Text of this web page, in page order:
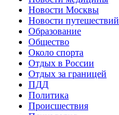
Новости Москвы
Новости путешествий
Образование
Общество
Около спорта
Отдых в России
Отдых за границей
ПДД
Политика
Происшествия